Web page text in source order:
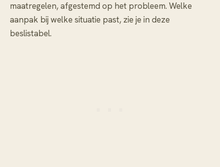
maatregelen, afgestemd op het probleem. Welke
aanpak bij welke situatie past, zie je in deze
beslistabel.